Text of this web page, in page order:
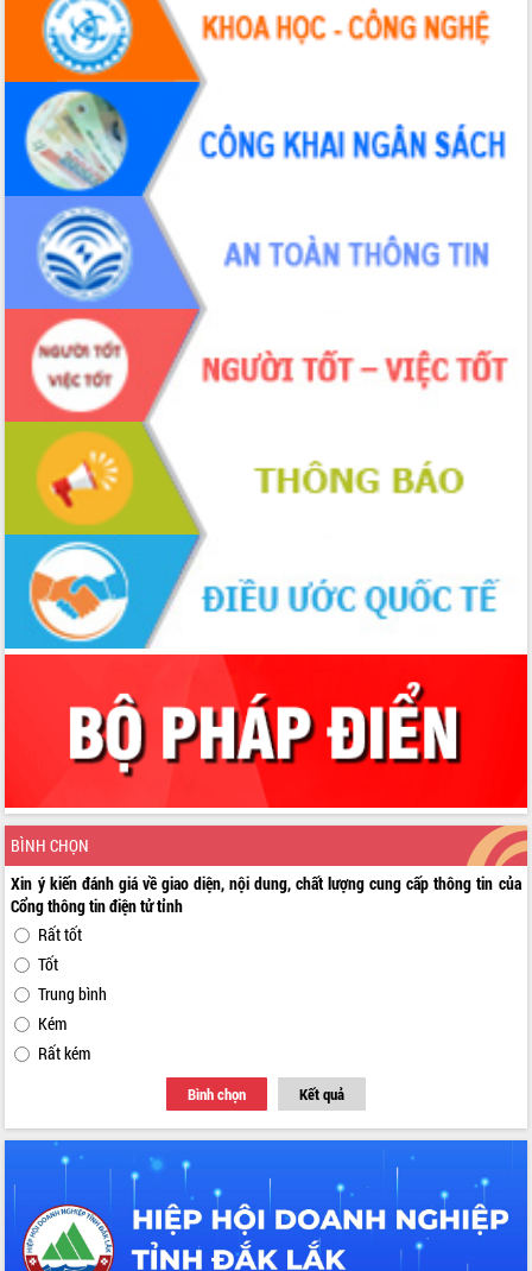
BÌNH CHỌN
Xin ý kiến đánh giá về giao diện, nội dung, chất lượng cung cấp thông tin của
Cổng thông tin điện tử tỉnh
Rất tốt
Tốt
Trung bình
Kém
Rất kém
Bình chọn Kết quả